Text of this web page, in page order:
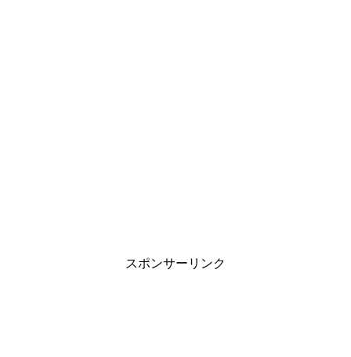
スポンサーリンク